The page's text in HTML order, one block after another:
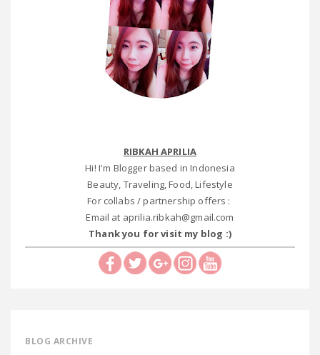
RIBKAH APRILIA
Hi! I'm Blogger based in Indonesia
Beauty, Traveling, Food, Lifestyle
For collabs / partnership offers :
Email at aprilia.ribkah@gmail.com
Thank you for visit my blog :)
BLOG ARCHIVE